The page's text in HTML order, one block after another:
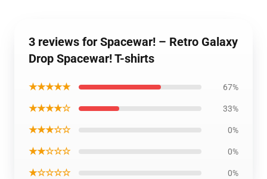
3 reviews for Spacewar! – Retro Galaxy
Drop Spacewar! T-shirts
★★★★★ 67%
★★★★☆ 33%
★★★☆☆ 0%
★★☆☆☆ 0%
★☆☆☆☆ 0%